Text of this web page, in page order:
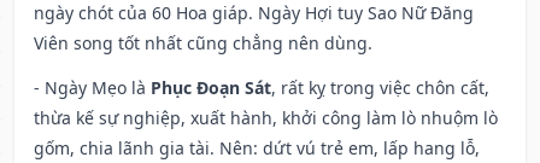
ngày chót của 60 Hoa giáp. Ngày Hợi tuy Sao Nữ Đăng
Viên song tốt nhất cũng chẳng nên dùng.
- Ngày Mẹo là Phục Đoạn Sát, rất kỵ trong việc chôn cất,
thừa kế sự nghiệp, xuất hành, khởi công làm lò nhuộm lò
gốm, chia lãnh gia tài. Nên: dứt vú trẻ em, lấp hang lỗ,